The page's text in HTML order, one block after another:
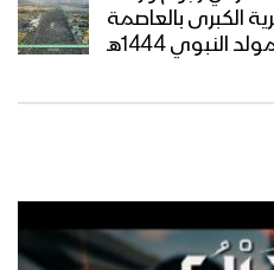
الكبرى بالعاصمة
النبوي 1444هـ